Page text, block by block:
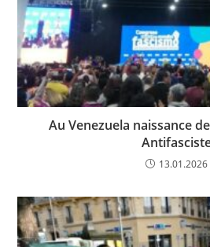
Au Venezuela naissance
13.01.2026